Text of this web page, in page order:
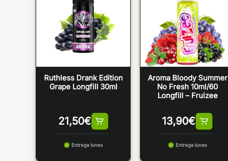
Ruthless Drank Edition
Grape Longfill 30ml
21,50€
Entrega lunes
Aroma Bloody Summer
No Fresh 10ml/60
Longfill – Fruizee
13,90€
Entrega lunes